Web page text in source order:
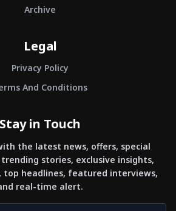
Archive
Legal
Privacy Policy
And Conditions
Stay in Touch
the latest news, offers, special
stories, exclusive insights,
top headlines, featured interviews,
real-time alert.